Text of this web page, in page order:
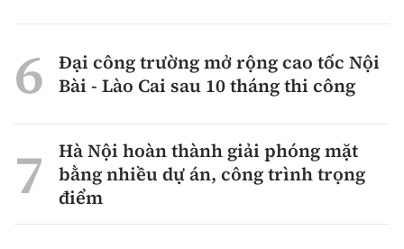
Đại công trường mở rộng cao tốc Nội
Bài - Lào Cai sau 10 tháng thi công
Hà Nội hoàn thành giải phóng mặt
bằng nhiều dự án, công trình trọng
điểm